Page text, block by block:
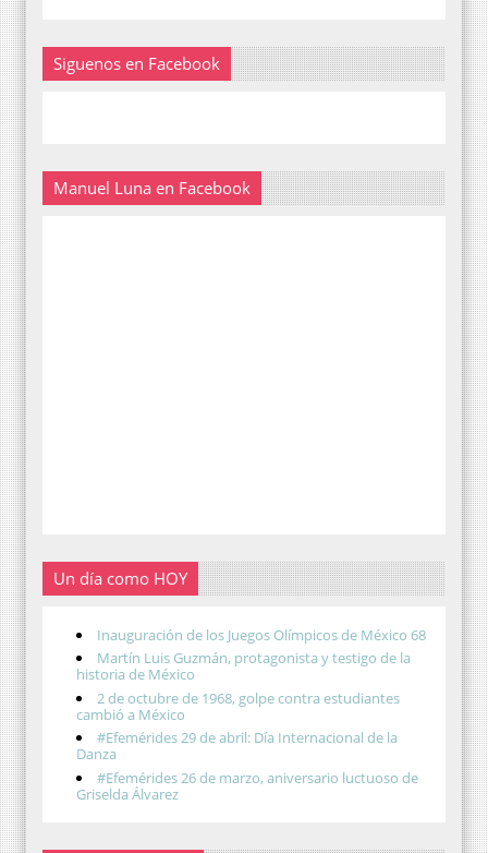
Siguenos en Facebook
Manuel Luna en Facebook
Un día como HOY
Inauguración de los Juegos Olímpicos de México 68
Martín Luis Guzmán, protagonista y testigo de la
historia de México
2 de octubre de 1968, golpe contra estudiantes
cambió a México
#Efemérides 29 de abril: Día Internacional de la
Danza
#Efemérides 26 de marzo, aniversario luctuoso de
Griselda Álvarez